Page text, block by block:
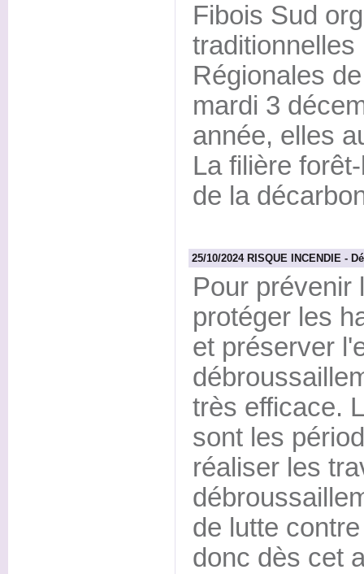
Fibois Sud
Régionales
mardi 3
année, elles
La filière
de la
25/10/2024 RISQUE INCENDIE -
Pour prévenir
protéger les
et préserver
très efficace.
sont les
réaliser les
de lutte
donc dès cet